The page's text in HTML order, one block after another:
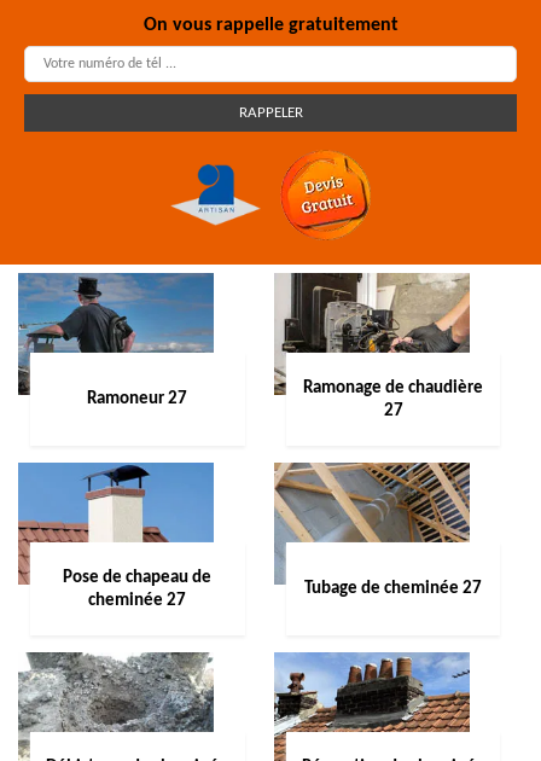
On vous rappelle gratuitement
Ramoneur 27
Ramonage de chaudière
27
Pose de chapeau de
cheminée 27
Tubage de cheminée 27